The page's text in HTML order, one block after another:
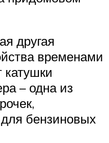
другая
временами
– одна из
бензиновых